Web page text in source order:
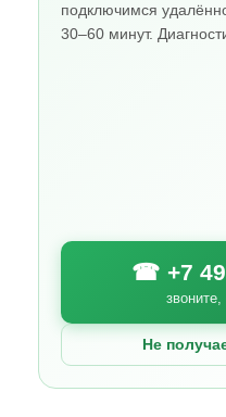
подключимся
30–60 минут.
☎ +7
Не